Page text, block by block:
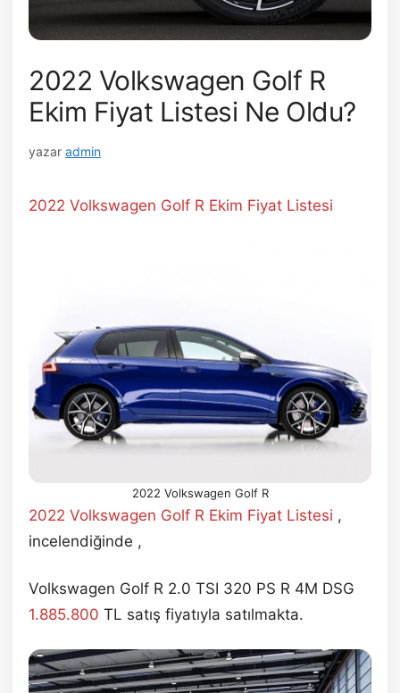
2022 Volkswagen Golf R
Ekim Fiyat Listesi Ne Oldu?
yazar admin
2022 Volkswagen Golf R Ekim Fiyat Listesi
2022 Volkswagen Golf R
2022 Volkswagen Golf R Ekim Fiyat Listesi ,
incelendiğinde ,
Volkswagen Golf R 2.0 TSI 320 PS R 4M DSG
1.885.800 TL satış fiyatıyla satılmakta.